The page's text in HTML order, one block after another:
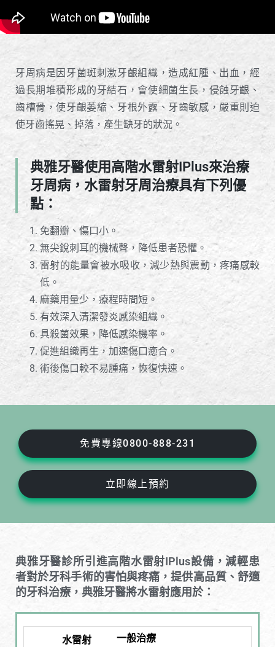
牙周病是因牙菌斑刺激牙齦組織，造成紅腫、出血，經
過長期堆積形成的牙結石，會使細菌生長，侵蝕牙齦、
齒槽骨，使牙齦萎縮、牙根外露、牙齒敏感，嚴重則迫
使牙齒搖晃、掉落，產生缺牙的狀況。
典雅牙醫使用高階水雷射iPlus來治療
牙周病，水雷射牙周治療具有下列優
點：
免翻瓣、傷口小。
無尖銳刺耳的機械聲，降低患者恐懼。
雷射的能量會被水吸收，減少熱與震動，疼痛感較
低。
麻藥用量少，療程時間短。
有效深入清潔發炎感染組織。
具殺菌效果，降低感染機率。
促進組織再生，加速傷口癒合。
術後傷口較不易腫痛，恢復快速。
免費專線0800-888-231
立即線上預約
典雅牙醫診所引進高階水雷射iPlus設備，減輕患
者對於牙科手術的害怕與疼痛，提供高品質、舒適
的牙科治療，典雅牙醫將水雷射應用於：
水雷射 一般治療